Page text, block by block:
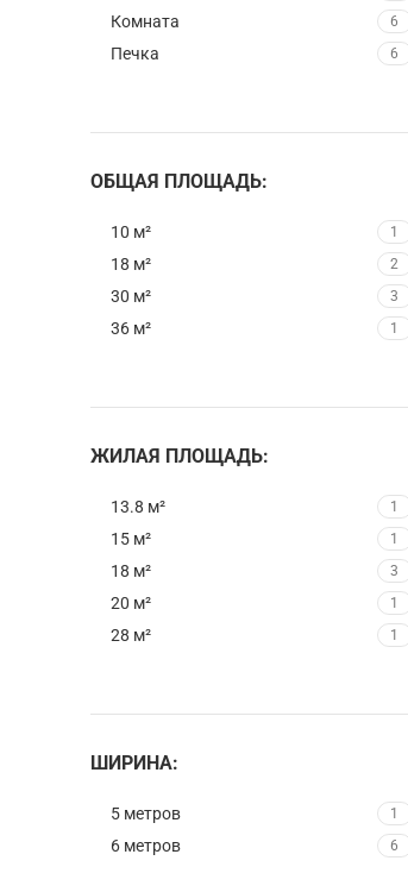
Комната 6
Печка 6
ОБЩАЯ ПЛОЩАДЬ:
10 м² 1
18 м² 2
30 м² 3
36 м² 1
ЖИЛАЯ ПЛОЩАДЬ:
13.8 м² 1
15 м² 1
18 м² 3
20 м² 1
28 м² 1
ШИРИНА:
5 метров 1
6 метров 6